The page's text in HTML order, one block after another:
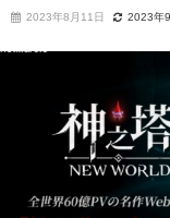
2023年8月11日 2023年